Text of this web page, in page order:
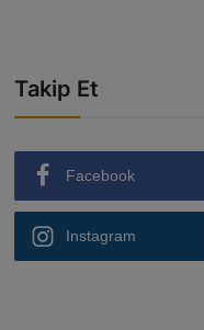
Takip Et
Facebook
Instagram